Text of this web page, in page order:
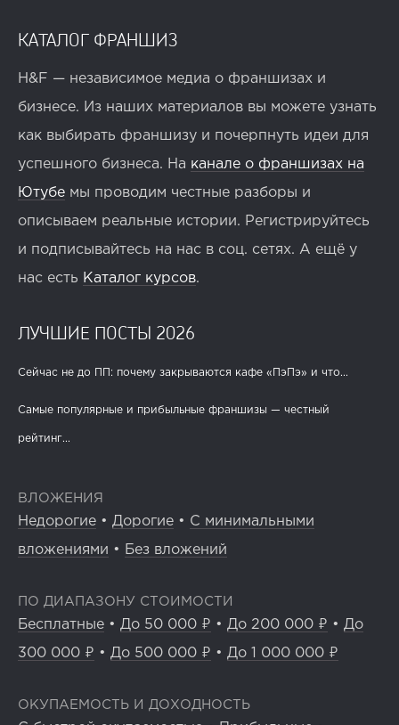
КАТАЛОГ ФРАНШИЗ
H&F — независимое медиа о франшизах и
бизнесе. Из наших материалов вы можете узнать
как выбирать франшизу и почерпнуть идеи для
успешного бизнеса. На канале о франшизах на
Ютубе мы проводим честные разборы и
описываем реальные истории. Регистрируйтесь
и подписывайтесь на нас в соц. сетях. А ещё у
нас есть Каталог курсов.
ЛУЧШИЕ ПОСТЫ 2026
Сейчас не до ПП: почему закрываются кафе «ПэПэ» и что...
Самые популярные и прибыльные франшизы — честный
рейтинг...
ВЛОЖЕНИЯ
Недорогие • Дорогие • С минимальными
вложениями • Без вложений
ПО ДИАПАЗОНУ СТОИМОСТИ
Бесплатные • До 50 000 ₽ • До 200 000 ₽ • До
300 000 ₽ • До 500 000 ₽ • До 1 000 000 ₽
ОКУПАЕМОСТЬ И ДОХОДНОСТЬ